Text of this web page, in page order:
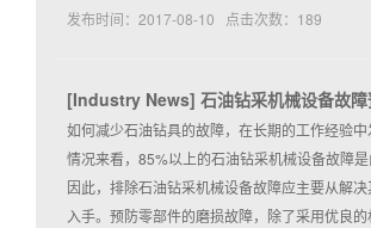
发布时间：2017-08-10 点击次数：189
[Industry News] 石油钻采机械设备故
如何减少石油钻具的故障，在长期的工作经验
情况来看，85%以上的石油钻采机械设备故障是
因此，排除石油钻采机械设备故障应主要从解
入手。预防零部件的磨损故障，除了采用优良